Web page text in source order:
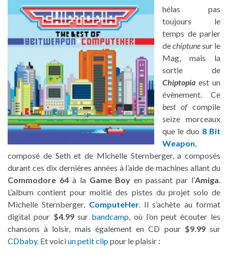
hélas pas
toujours le
temps de parler
dechiptunesur le
Mag, mais la
sortie de
Chiptopia est un
évènement. Ce
best ofcompile
seize morceaux
que le duo 8 Bit
Weapon,
composé de Seth et de Michelle Sternberger, a composés
durant ces dix dernières années à l’aide de machines allant du
Commodore 64à la Game Boy en passant par l’Amiga.
L’album contient pour moitié des pistes du projet solo de
Michelle Sternberger, ComputeHer. Il s’achète au format
digital pour$4.99sur bandcamp, où l’on peut écouter les
chansons à loisir, mais également en CD pour $9.99sur
CDbaby. Et voiciun petit clippour le plaisir :